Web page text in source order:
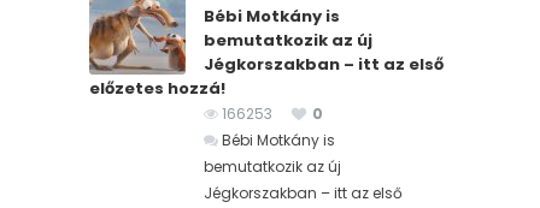
Bébi Motkány is
bemutatkozik az új
Jégkorszakban – itt az első
előzetes hozzá!
166253
0
Bébi Motkány is
bemutatkozik az új
Jégkorszakban – itt az első